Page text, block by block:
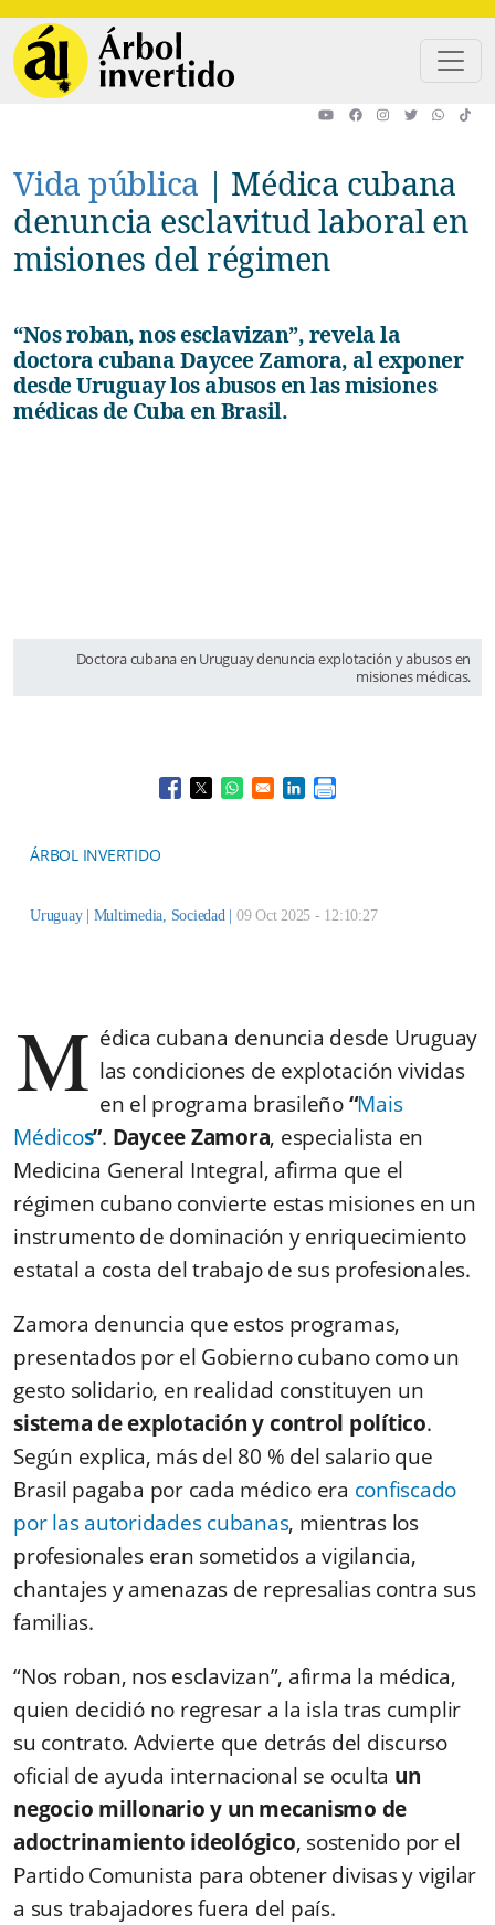
Vida pública | Médica cubana
denuncia esclavitud laboral en
misiones del régimen
“Nos roban, nos esclavizan”, revela la
doctora cubana Daycee Zamora, al exponer
desde Uruguay los abusos en las misiones
médicas de Cuba en Brasil.
Doctora cubana en Uruguay denuncia explotación y abusos en
misiones médicas.
Opens in a new window
Opens in a new window
Opens in a new window
Opens in a new window
ÁRBOL INVERTIDO
Multimedia, Sociedad 09 Oct 2025 - 12:10:27
M édica cubana denuncia desde Uruguay
las condiciones de explotación vividas
en el programa brasileño“Mais
Médicos”. Daycee Zamora, especialista en
Medicina General Integral, afirma que el
régimen cubano convierte estas misiones en un
instrumento de dominación y enriquecimiento
estatal a costa del trabajo de sus profesionales.
Zamora denuncia que estos programas,
presentados por el Gobierno cubano como un
gesto solidario, en realidad constituyen un
sistema de explotación y control político.
Según explica, más del 80 % del salario que
Brasil pagaba por cada médico era confiscado
por las autoridades cubanas, mientras los
profesionales eran sometidos a vigilancia,
chantajes y amenazas de represalias contra sus
familias.
“Nos roban, nos esclavizan”, afirma la médica,
quien decidió no regresar a la isla tras cumplir
su contrato. Advierte que detrás del discurso
oficial de ayuda internacional se oculta un
negocio millonario y un mecanismo de
adoctrinamiento ideológico, sostenido por el
Partido Comunista para obtener divisas y vigilar
a sus trabajadores fuera del país.